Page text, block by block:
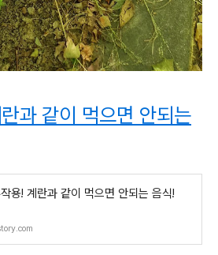
과 같이 먹으면 안되는
용! 계란과 같이 먹으면 안되는 음식!